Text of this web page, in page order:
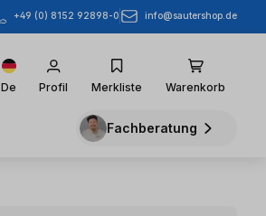
+49 (0) 8152 92898-0 info@sautershop.de
De Profil Merkliste Warenkorb
Fachberatung